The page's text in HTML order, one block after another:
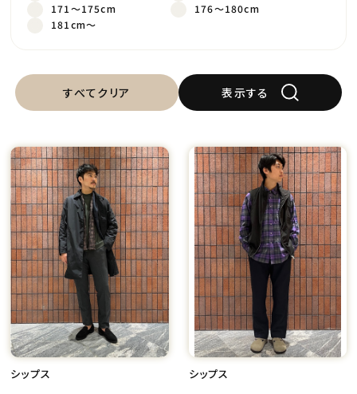
171～175cm
176～180cm
181cm～
すべてクリア 表示する
シップス シップス